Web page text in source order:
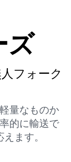
ズ
フォーク
量なものか
的に輸送で
ます。